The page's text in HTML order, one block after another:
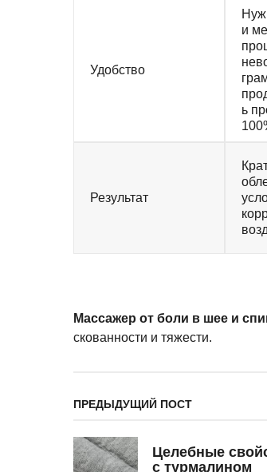
Удобство
и
ь
Результат
Массажер от боли в шее и
скованности и тяжести.
ПРЕДЫДУЩИЙ ПОСТ
Целебные
c турмалином